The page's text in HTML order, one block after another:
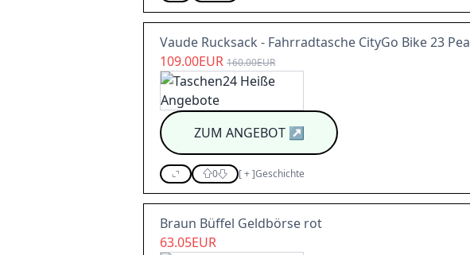
Vaude Rucksack - Fahrradtasche CityGo Bike 23
109.00EUR 160.00EUR
ZUM ANGEBOT↗
0 [+]Geschichte
Braun Büffel Geldbörse rot
63.05EUR